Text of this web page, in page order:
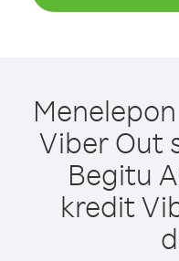
Viber Out
Begitu
kredit